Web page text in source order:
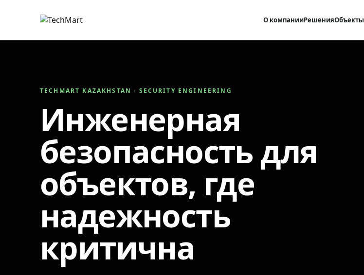
О компанииРешенияОбъекты
TECHMART KAZAKHSTAN · SECURITY ENGINEERING
Инженерная
безопасность для
объектов, где
надежность
критична